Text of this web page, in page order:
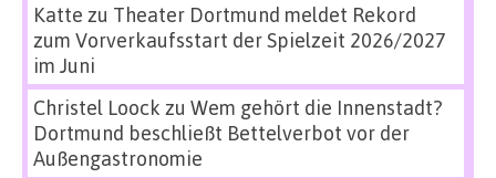
Katte zu Theater Dortmund meldet Rekord
zum Vorverkaufsstart der Spielzeit 2026/2027
im Juni
Christel Loock zu Wem gehört die Innenstadt?
Dortmund beschließt Bettelverbot vor der
Außengastronomie